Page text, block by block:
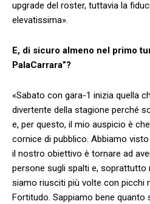
upgrade del roster, tuttavia la
elevatissima».
E, di sicuro almeno nel primo
PalaCarrara”?
«Sabato con gara-1 inizia quella
divertente della stagione perché
e, per questo, il mio auspicio è
cornice di pubblico. Abbiamo
il nostro obiettivo è tornare ad
persone sugli spalti e, soprattutto
siamo riusciti più volte con picchi
Fortitudo. Sappiamo bene quanto